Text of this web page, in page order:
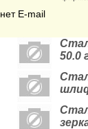
нет E-mail
50.0